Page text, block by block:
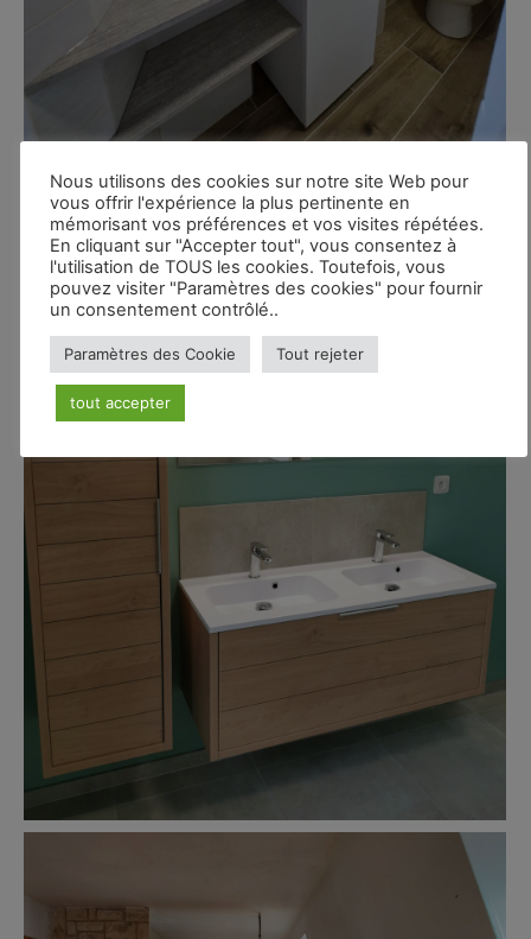
Nous utilisons des cookies sur notre site Web pour
vous offrir l'expérience la plus pertinente en
mémorisant vos préférences et vos visites répétées.
En cliquant sur "Accepter tout", vous consentez à
l'utilisation de TOUS les cookies. Toutefois, vous
pouvez visiter "Paramètres des cookies" pour fournir
un consentement contrôlé..
Paramètres des Cookie Tout rejeter
tout accepter